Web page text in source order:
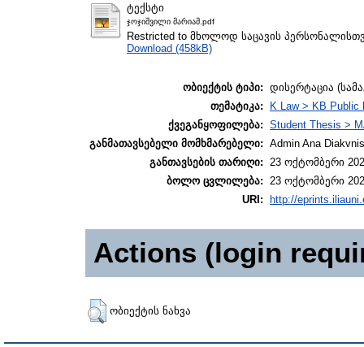
ტექსტი
ჯოჯიშვილი მარიამ.pdf
Restricted to მხოლოდ საცავის
Download (458kB)
ობიექტის ტიპი: დისერტაცია
თემატიკა:
K Law > KB Public
ქვეგანყოფილება: Student Thesis >
განმათავსებელი მომხმარებელი: Admin Ana
განთავსების თარიღი: 23 ოქტომბერი
ბოლო ცვლილება: 23 ოქტომბერი
URI:
http://
Actions (login
ობიექტის ნახვა